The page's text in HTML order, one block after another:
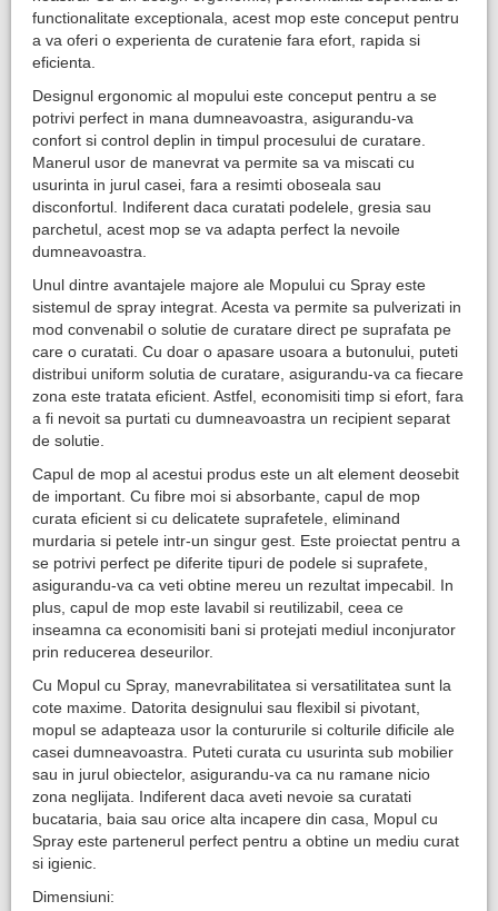
functionalitate exceptionala, acest mop este conceput pentru
a va oferi o experienta de curatenie fara efort, rapida si
eficienta.
Designul ergonomic al mopului este conceput pentru a se
potrivi perfect in mana dumneavoastra, asigurandu-va
confort si control deplin in timpul procesului de curatare.
Manerul usor de manevrat va permite sa va miscati cu
usurinta in jurul casei, fara a resimti oboseala sau
disconfortul. Indiferent daca curatati podelele, gresia sau
parchetul, acest mop se va adapta perfect la nevoile
dumneavoastra.
Unul dintre avantajele majore ale Mopului cu Spray este
sistemul de spray integrat. Acesta va permite sa pulverizati in
mod convenabil o solutie de curatare direct pe suprafata pe
care o curatati. Cu doar o apasare usoara a butonului, puteti
distribui uniform solutia de curatare, asigurandu-va ca fiecare
zona este tratata eficient. Astfel, economisiti timp si efort, fara
a fi nevoit sa purtati cu dumneavoastra un recipient separat
de solutie.
Capul de mop al acestui produs este un alt element deosebit
de important. Cu fibre moi si absorbante, capul de mop
curata eficient si cu delicatete suprafetele, eliminand
murdaria si petele intr-un singur gest. Este proiectat pentru a
se potrivi perfect pe diferite tipuri de podele si suprafete,
asigurandu-va ca veti obtine mereu un rezultat impecabil. In
plus, capul de mop este lavabil si reutilizabil, ceea ce
inseamna ca economisiti bani si protejati mediul inconjurator
prin reducerea deseurilor.
Cu Mopul cu Spray, manevrabilitatea si versatilitatea sunt la
cote maxime. Datorita designului sau flexibil si pivotant,
mopul se adapteaza usor la contururile si colturile dificile ale
casei dumneavoastra. Puteti curata cu usurinta sub mobilier
sau in jurul obiectelor, asigurandu-va ca nu ramane nicio
zona neglijata. Indiferent daca aveti nevoie sa curatati
bucataria, baia sau orice alta incapere din casa, Mopul cu
Spray este partenerul perfect pentru a obtine un mediu curat
si igienic.
Dimensiuni: